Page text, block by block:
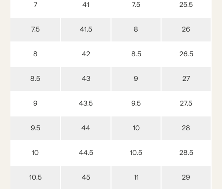
7 41 7.5 25.5
7.5 41.5 8 26
8 42 8.5 26.5
8.5 43 9 27
9 43.5 9.5 27.5
9.5 44 10 28
10 44.5 10.5 28.5
10.5 45 11 29